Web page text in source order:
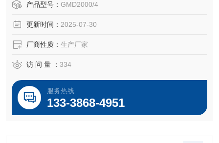
在工作中，分散头偏心运转使溶液出现涡流，因此可以达到
定转子，的表面处理和优质材料，可以满足不同行业的多种
产品型号： GMD2000/4
更新时间： 2025-07-30
厂商性质： 生产厂家
访 问 量 ： 334
服务热线
133-3868-4951